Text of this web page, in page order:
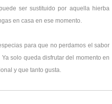
ser sustituido por aquella hierba
en casa en ese momento.
para que no perdamos el sabor
solo queda disfrutar del momento en
y que tanto gusta.